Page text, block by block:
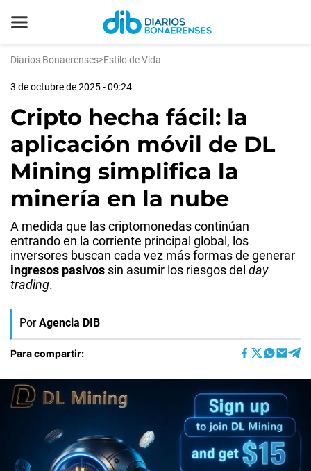
Diarios Bonaerenses>Estilo de Vida
3 de octubre de 2025 - 09:24
Cripto hecha fácil: la
aplicación móvil de DL
Mining simplifica la
minería en la nube
A medida que las criptomonedas continúan
entrando en la corriente principal global, los
inversores buscan cada vez más formas de generar
ingresos pasivos sin asumir los riesgos del day
trading.
Por Agencia DIB
Para compartir: